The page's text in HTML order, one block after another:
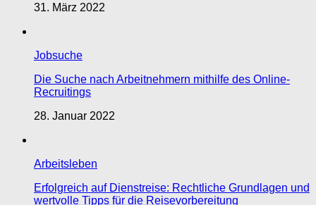
31. März 2022
Jobsuche
Die Suche nach Arbeitnehmern mithilfe des Online-
Recruitings
28. Januar 2022
Arbeitsleben
Erfolgreich auf Dienstreise: Rechtliche Grundlagen und
wertvolle Tipps für die Reisevorbereitung